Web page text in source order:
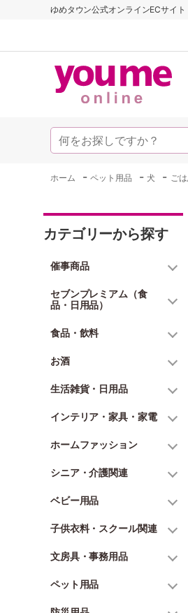
ゆめタウン公式オンラインECサイト
ホーム -ペット用品 -犬 - ご
カテゴリーから探す
催事商品
セブンプレミアム（食
品・日用品）
食品・飲料
お酒
生活雑貨・日用品
インテリア・家具・家電
ホームファッション
シニア・介護関連
ベビー用品
子供衣料・スクール関連
文房具・事務用品
ペット用品